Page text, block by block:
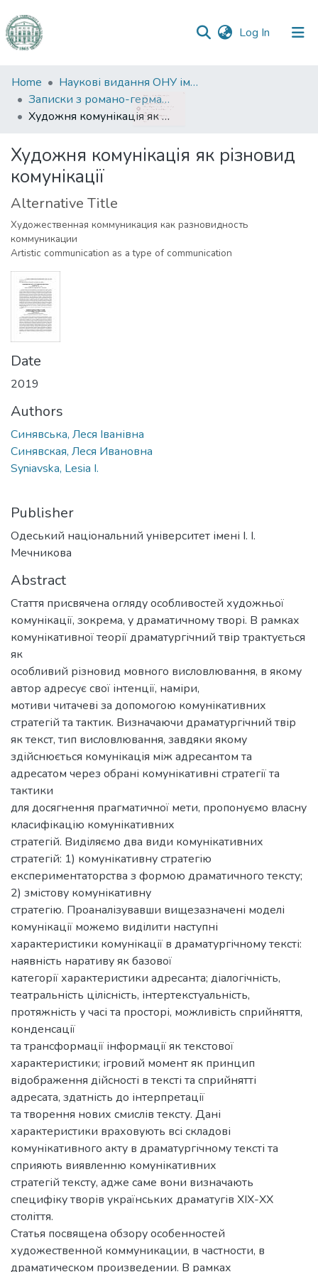
Log In (current)
Communities
&
Collections
Statistics
Home
Наукові видання ОНУ імені І. І. Мечникова
Записки з романо-германської філології
Художня комунікація як різновид комунікації
Художня комунікація як різновид
комунікації
Alternative Title
Художественная коммуникация как разновидность
коммуникации
Artistic communication as a type of communication
Date
2019
Authors
Синявська, Леся Іванівна
Синявская, Леся Ивановна
Syniavska, Lesia I.
Publisher
Одеський національний університет імені І. І.
Мечникова
Abstract
Стаття присвячена огляду особливостей художньої
комунікації, зокрема, у драматичному творі. В рамках
комунікативної теорії драматургічний твір трактується
як
особливий різновид мовного висловлювання, в якому
автор адресує свої інтенції, наміри,
мотиви читачеві за допомогою комунікативних
стратегій та тактик. Визначаючи драматургічний твір
як текст, тип висловлювання, завдяки якому
здійснюється комунікація між адресантом та
адресатом через обрані комунікативні стратегії та
тактики
для досягнення прагматичної мети, пропонуємо власну
класифікацію комунікативних
стратегій. Виділяємо два види комунікативних
стратегій: 1) комунікативну стратегію
експериментаторства з формою драматичного тексту;
2) змістову комунікативну
стратегію. Проаналізувавши вищезазначені моделі
комунікації можемо виділити наступні
характеристики комунікації в драматургічному тексті:
наявність наративу як базової
категорії характеристики адресанта; діалогічність,
театральність цілісність, інтертекстуальність,
протяжність у часі та просторі, можливість сприйняття,
конденсації
та трансформації інформації як текстової
характеристики; ігровий момент як принцип
відображення дійсності в тексті та сприйнятті
адресата, здатність до інтерпретації
та творення нових смислів тексту. Дані
характеристики враховують всі складові
комунікативного акту в драматургічному тексті та
сприяють виявленню комунікативних
стратегій тексту, адже саме вони визначають
специфіку творів українських драматугів ХІХ-ХХ
століття.
Статья посвящена обзору особенностей
художественной коммуникации, в частности, в
драматическом произведении. В рамках